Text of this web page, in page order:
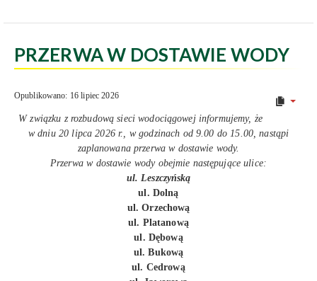
PRZERWA W DOSTAWIE WODY
Opublikowano: 16 lipiec 2026
W związku z rozbudową sieci wodociągowej informujemy, że
w dniu 20 lipca 2026 r., w godzinach od 9.00 do 15.00, nastąpi
zaplanowana przerwa w dostawie wody.
Przerwa w dostawie wody obejmie następujące ulice:
ul. Leszczyńską
ul. Dolną
ul. Orzechową
ul. Platanową
ul. Dębową
ul. Bukową
ul. Cedrową